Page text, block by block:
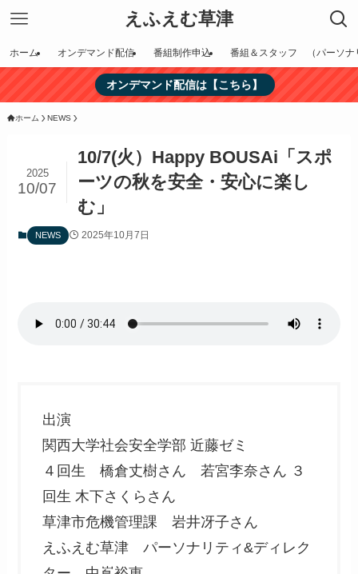
えふえむ草津
ホーム オンデマンド配信 番組制作申込 番組＆スタッフ （パーソナ
オンデマンド配信は【こちら】
ホーム NEWS
10/7(火）Happy BOUSAi「スポ
ーツの秋を安全・安心に楽し
む」
2025
10/07
NEWS 2025年10月7日
出演
関西大学社会安全学部 近藤ゼミ
４回生 橋倉丈樹さん 若宮李奈さん ３
回生 木下さくらさん
草津市危機管理課 岩井冴子さん
えふえむ草津 パーソナリティ&ディレク